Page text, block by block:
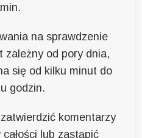
na sprawdzenie
zależny od pory dnia,
się od kilku minut do
godzin.
komentarzy
lub zastąpić